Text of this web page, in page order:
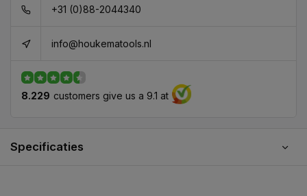
+31 (0)88-2044340
info@houkematools.nl
8.229 customers give us a 9.1 at
Specificaties